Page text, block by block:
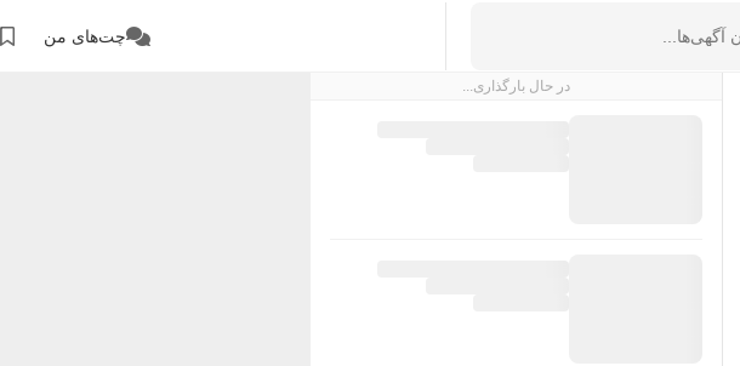
چت‌های من
در حال بارگذاری...